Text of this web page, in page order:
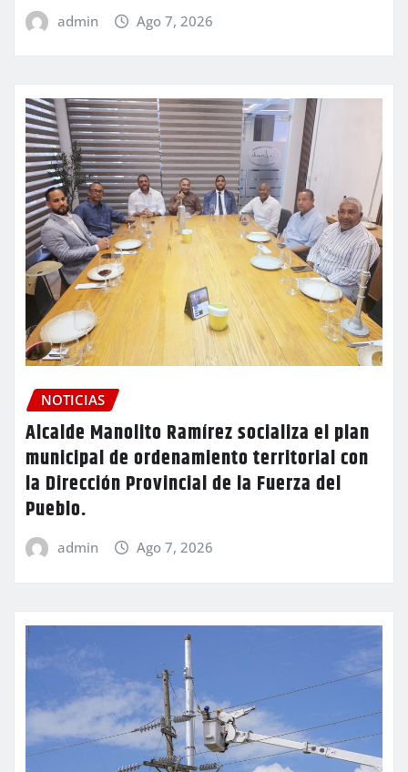
admin Ago 7, 2026
NOTICIAS
Alcalde Manolito Ramírez socializa el plan
municipal de ordenamiento territorial con
la Dirección Provincial de la Fuerza del
Pueblo.
admin Ago 7, 2026